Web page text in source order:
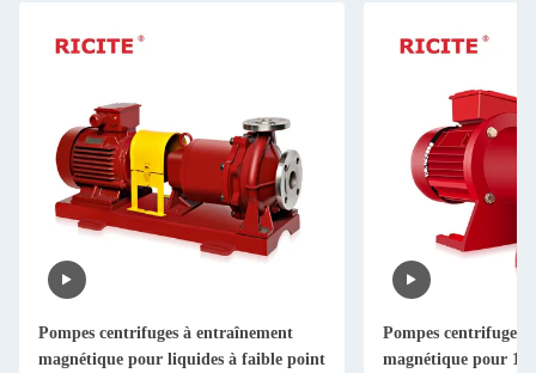
Pompes centrifuges à entraînement
magnétique pour liquides à faible point
Pompes centrifuges
magnétique pour